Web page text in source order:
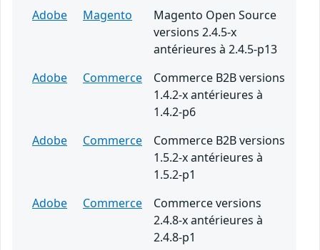
Adobe
Magento
Magento Open Source
versions 2.4.5-x
antérieures à 2.4.5-p13
Adobe
Commerce
Commerce B2B versions
1.4.2-x antérieures à
1.4.2-p6
Adobe
Commerce
Commerce B2B versions
1.5.2-x antérieures à
1.5.2-p1
Adobe
Commerce
Commerce versions
2.4.8-x antérieures à
2.4.8-p1